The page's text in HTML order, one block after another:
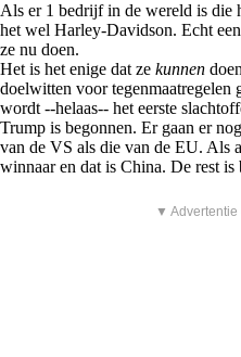
Als er 1 bedrijf in de wereld is die
het wel Harley-Davidson. Echt
ze nu doen.
Het is het enige dat ze kunnen
doelwitten voor tegenmaatregelen
wordt --helaas-- het eerste
Trump is begonnen. Er gaan er
van de VS als die van de EU. Als
winnaar en dat is China. De rest
▼ Advertentie